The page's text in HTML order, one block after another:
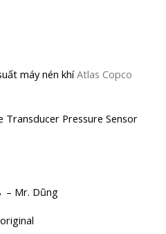
máy nén khíAtlas Copco
Transducer Pressure Sensor
– Mr. Dũng